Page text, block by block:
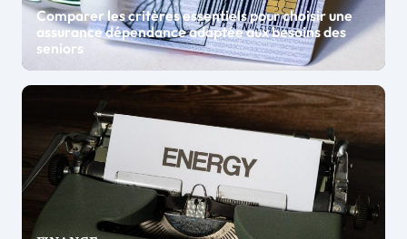
Comparer les critères essentiels pour choisir une
assurance dépendance adaptée aux besoins des
seniors